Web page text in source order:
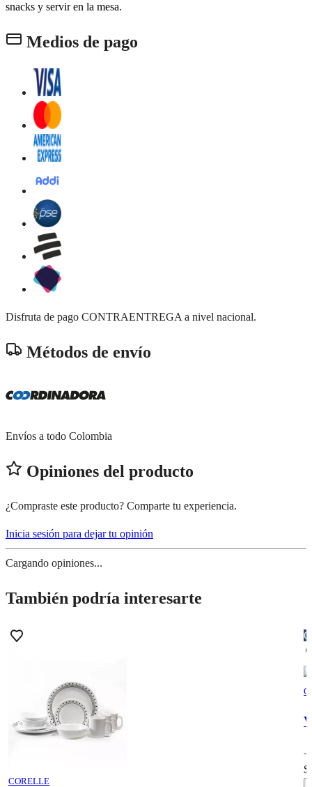
snacks y servir en la mesa.
Medios de pago
Disfruta de pago CONTRAENTREGA a nivel nacional.
Métodos de envío
Envíos a todo Colombia
Opiniones del producto
¿Compraste este producto? Comparte tu experiencia.
Inicia sesión para dejar tu opinión
Cargando opiniones...
También podría interesarte
CORELLE
-
$